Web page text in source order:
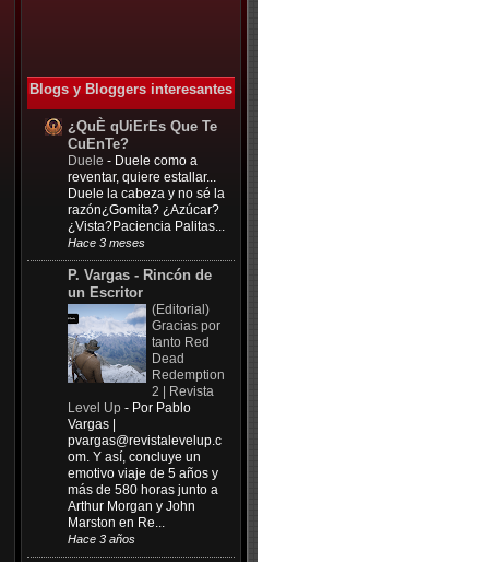
Blogs y Bloggers interesantes
¿QuÈ qUiErEs Que Te
CuEnTe?
Duele - Duele como a
reventar, quiere estallar...
Duele la cabeza y no sé la
razón¿Gomita? ¿Azúcar?
¿Vista?Paciencia Palitas...
Hace 3 meses
P. Vargas - Rincón de
un Escritor
(Editorial)
Gracias por
tanto Red
Dead
Redemption
2 | Revista
Level Up - Por Pablo
Vargas |
pvargas@revistalevelup.c
om. Y así, concluye un
emotivo viaje de 5 años y
más de 580 horas junto a
Arthur Morgan y John
Marston en Re...
Hace 3 años